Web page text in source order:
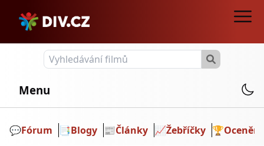
Menu
💬️Fórum 📑Blogy 📰Články 📈Žebříčky 🏆Ocenění